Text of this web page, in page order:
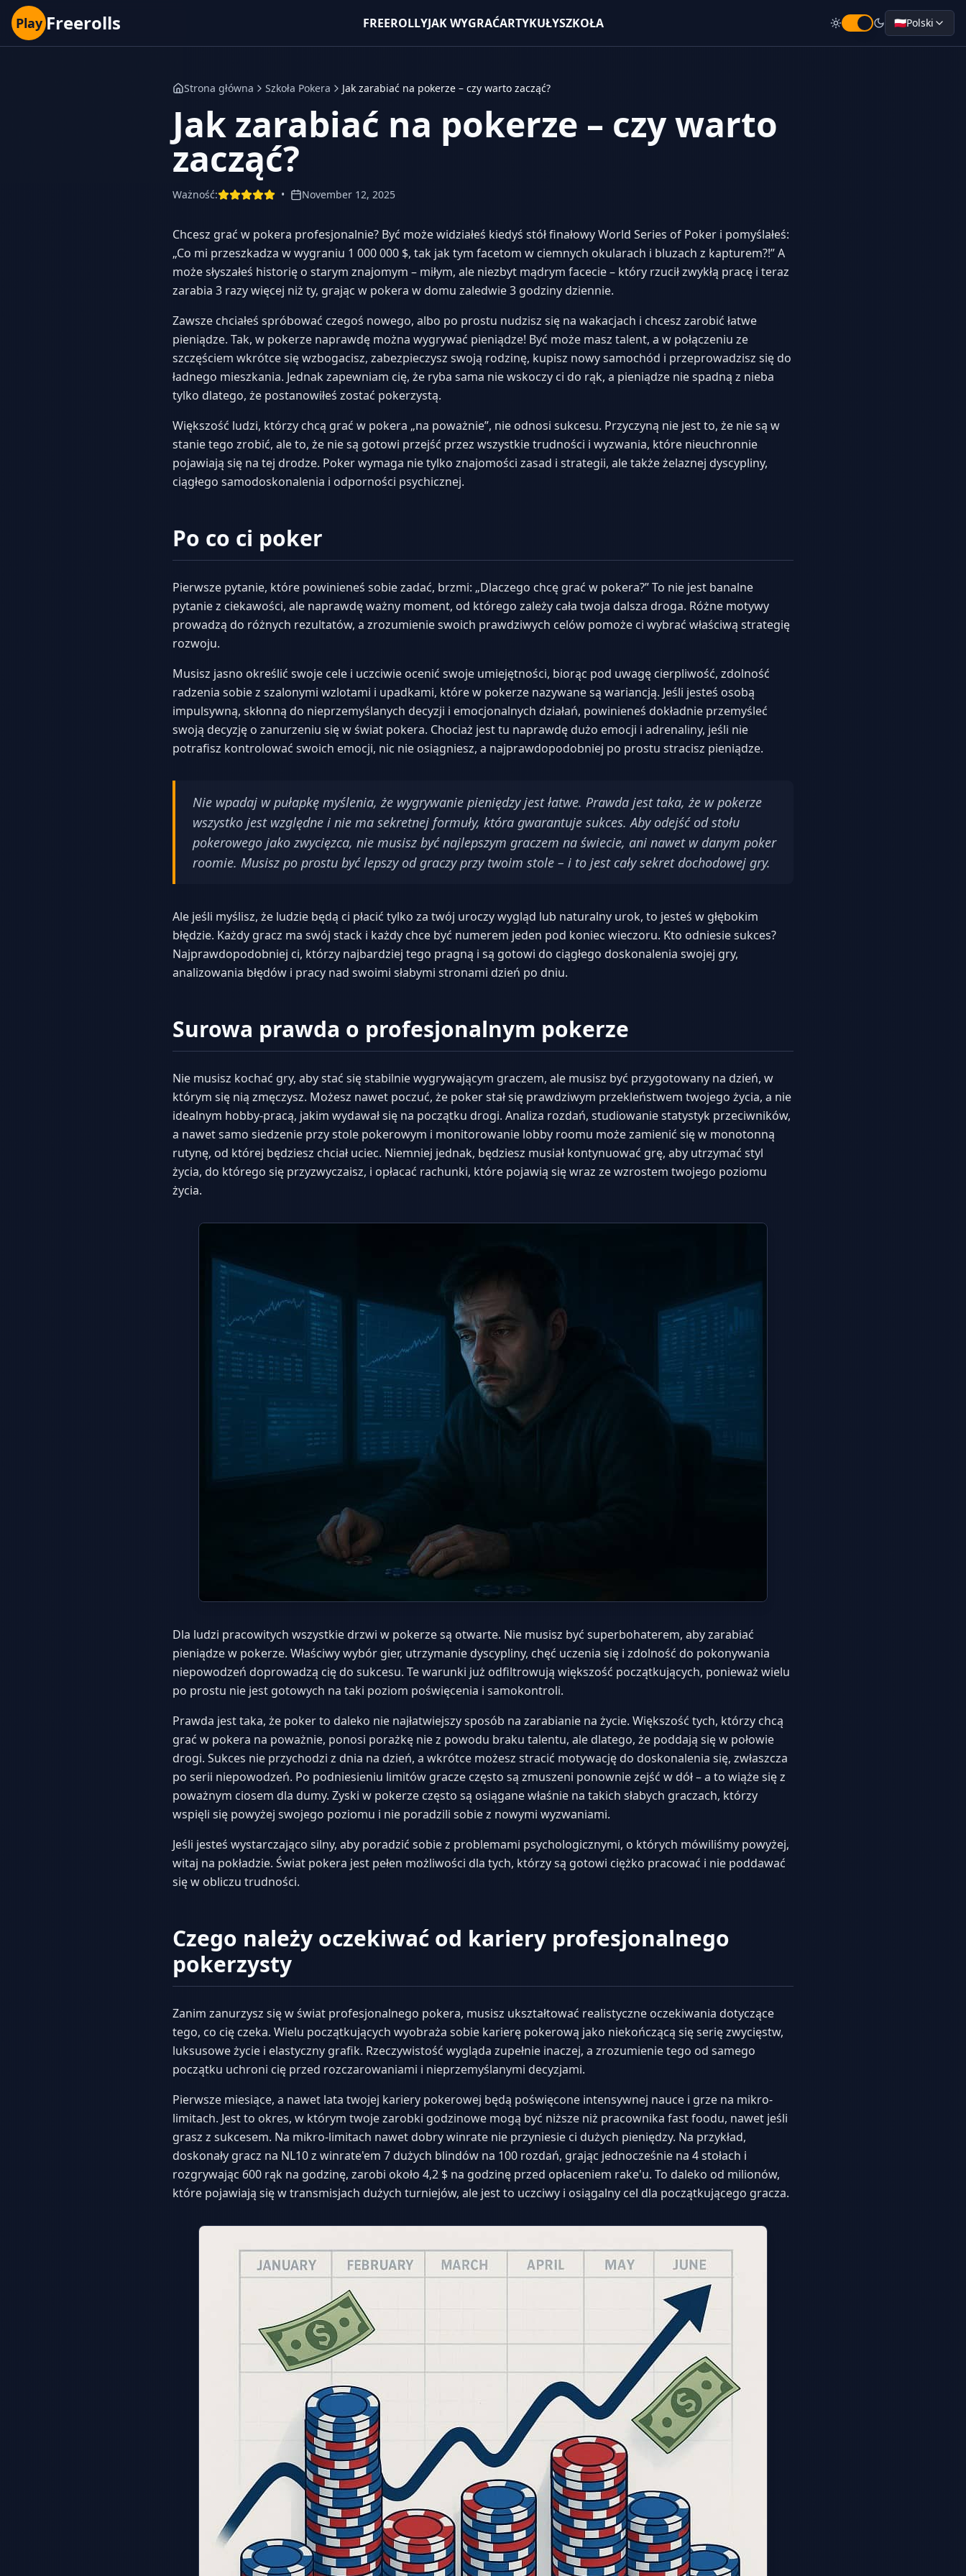
Play Freerolls FREEROLLYJAK WYGRAĆARTYKUŁYSZKOŁA 🇵🇱Polski
Strona główna Szkoła Pokera Jak zarabiać na pokerze – czy warto zacząć?
Jak zarabiać na pokerze – czy warto
zacząć?
Ważność: • November 12, 2025
Chcesz grać w pokera profesjonalnie? Być może widziałeś kiedyś stół finałowy World Series of Poker i pomyślałeś:
„Co mi przeszkadza w wygraniu 1 000 000 $, tak jak tym facetom w ciemnych okularach i bluzach z kapturem?!” A
może słyszałeś historię o starym znajomym – miłym, ale niezbyt mądrym facecie – który rzucił zwykłą pracę i teraz
zarabia 3 razy więcej niż ty, grając w pokera w domu zaledwie 3 godziny dziennie.
Zawsze chciałeś spróbować czegoś nowego, albo po prostu nudzisz się na wakacjach i chcesz zarobić łatwe
pieniądze. Tak, w pokerze naprawdę można wygrywać pieniądze! Być może masz talent, a w połączeniu ze
szczęściem wkrótce się wzbogacisz, zabezpieczysz swoją rodzinę, kupisz nowy samochód i przeprowadzisz się do
ładnego mieszkania. Jednak zapewniam cię, że ryba sama nie wskoczy ci do rąk, a pieniądze nie spadną z nieba
tylko dlatego, że postanowiłeś zostać pokerzystą.
Większość ludzi, którzy chcą grać w pokera „na poważnie”, nie odnosi sukcesu. Przyczyną nie jest to, że nie są w
stanie tego zrobić, ale to, że nie są gotowi przejść przez wszystkie trudności i wyzwania, które nieuchronnie
pojawiają się na tej drodze. Poker wymaga nie tylko znajomości zasad i strategii, ale także żelaznej dyscypliny,
ciągłego samodoskonalenia i odporności psychicznej.
Po co ci poker
Pierwsze pytanie, które powinieneś sobie zadać, brzmi: „Dlaczego chcę grać w pokera?” To nie jest banalne
pytanie z ciekawości, ale naprawdę ważny moment, od którego zależy cała twoja dalsza droga. Różne motywy
prowadzą do różnych rezultatów, a zrozumienie swoich prawdziwych celów pomoże ci wybrać właściwą strategię
rozwoju.
Musisz jasno określić swoje cele i uczciwie ocenić swoje umiejętności, biorąc pod uwagę cierpliwość, zdolność
radzenia sobie z szalonymi wzlotami i upadkami, które w pokerze nazywane są wariancją. Jeśli jesteś osobą
impulsywną, skłonną do nieprzemyślanych decyzji i emocjonalnych działań, powinieneś dokładnie przemyśleć
swoją decyzję o zanurzeniu się w świat pokera. Chociaż jest tu naprawdę dużo emocji i adrenaliny, jeśli nie
potrafisz kontrolować swoich emocji, nic nie osiągniesz, a najprawdopodobniej po prostu stracisz pieniądze.
Nie wpadaj w pułapkę myślenia, że wygrywanie pieniędzy jest łatwe. Prawda jest taka, że w pokerze
wszystko jest względne i nie ma sekretnej formuły, która gwarantuje sukces. Aby odejść od stołu
pokerowego jako zwycięzca, nie musisz być najlepszym graczem na świecie, ani nawet w danym poker
roomie. Musisz po prostu być lepszy od graczy przy twoim stole – i to jest cały sekret dochodowej gry.
Ale jeśli myślisz, że ludzie będą ci płacić tylko za twój uroczy wygląd lub naturalny urok, to jesteś w głębokim
błędzie. Każdy gracz ma swój stack i każdy chce być numerem jeden pod koniec wieczoru. Kto odniesie sukces?
Najprawdopodobniej ci, którzy najbardziej tego pragną i są gotowi do ciągłego doskonalenia swojej gry,
analizowania błędów i pracy nad swoimi słabymi stronami dzień po dniu.
Surowa prawda o profesjonalnym pokerze
Nie musisz kochać gry, aby stać się stabilnie wygrywającym graczem, ale musisz być przygotowany na dzień, w
którym się nią zmęczysz. Możesz nawet poczuć, że poker stał się prawdziwym przekleństwem twojego życia, a nie
idealnym hobby-pracą, jakim wydawał się na początku drogi. Analiza rozdań, studiowanie statystyk przeciwników,
a nawet samo siedzenie przy stole pokerowym i monitorowanie lobby roomu może zamienić się w monotonną
rutynę, od której będziesz chciał uciec. Niemniej jednak, będziesz musiał kontynuować grę, aby utrzymać styl
życia, do którego się przyzwyczaisz, i opłacać rachunki, które pojawią się wraz ze wzrostem twojego poziomu
życia.
Dla ludzi pracowitych wszystkie drzwi w pokerze są otwarte. Nie musisz być superbohaterem, aby zarabiać
pieniądze w pokerze. Właściwy wybór gier, utrzymanie dyscypliny, chęć uczenia się i zdolność do pokonywania
niepowodzeń doprowadzą cię do sukcesu. Te warunki już odfiltrowują większość początkujących, ponieważ wielu
po prostu nie jest gotowych na taki poziom poświęcenia i samokontroli.
Prawda jest taka, że poker to daleko nie najłatwiejszy sposób na zarabianie na życie. Większość tych, którzy chcą
grać w pokera na poważnie, ponosi porażkę nie z powodu braku talentu, ale dlatego, że poddają się w połowie
drogi. Sukces nie przychodzi z dnia na dzień, a wkrótce możesz stracić motywację do doskonalenia się, zwłaszcza
po serii niepowodzeń. Po podniesieniu limitów gracze często są zmuszeni ponownie zejść w dół – a to wiąże się z
poważnym ciosem dla dumy. Zyski w pokerze często są osiągane właśnie na takich słabych graczach, którzy
wspięli się powyżej swojego poziomu i nie poradzili sobie z nowymi wyzwaniami.
Jeśli jesteś wystarczająco silny, aby poradzić sobie z problemami psychologicznymi, o których mówiliśmy powyżej,
witaj na pokładzie. Świat pokera jest pełen możliwości dla tych, którzy są gotowi ciężko pracować i nie poddawać
się w obliczu trudności.
Czego należy oczekiwać od kariery profesjonalnego
pokerzysty
Zanim zanurzysz się w świat profesjonalnego pokera, musisz ukształtować realistyczne oczekiwania dotyczące
tego, co cię czeka. Wielu początkujących wyobraża sobie karierę pokerową jako niekończącą się serię zwycięstw,
luksusowe życie i elastyczny grafik. Rzeczywistość wygląda zupełnie inaczej, a zrozumienie tego od samego
początku uchroni cię przed rozczarowaniami i nieprzemyślanymi decyzjami.
Pierwsze miesiące, a nawet lata twojej kariery pokerowej będą poświęcone intensywnej nauce i grze na mikro-
limitach. Jest to okres, w którym twoje zarobki godzinowe mogą być niższe niż pracownika fast foodu, nawet jeśli
grasz z sukcesem. Na mikro-limitach nawet dobry winrate nie przyniesie ci dużych pieniędzy. Na przykład,
doskonały gracz na NL10 z winrate'em 7 dużych blindów na 100 rozdań, grając jednocześnie na 4 stołach i
rozgrywając 600 rąk na godzinę, zarobi około 4,2 $ na godzinę przed opłaceniem rake'u. To daleko od milionów,
które pojawiają się w transmisjach dużych turniejów, ale jest to uczciwy i osiągalny cel dla początkującego gracza.